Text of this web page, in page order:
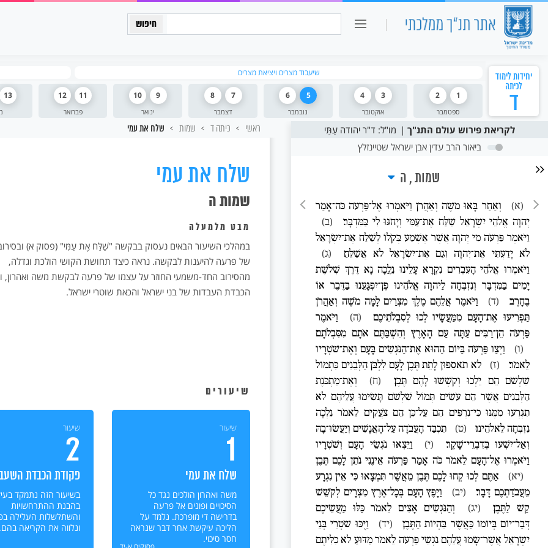
חיפוש:
כיתה ו כיתה יב
יחידות לימוד
לכיתה
ד
שיעבוד מצרים ויציאת מצרים
ספטמבר
1
2
אוקטובר
3
4
נובמבר
5
6
דצמבר
7
8
ינואר
9
10
פברואר
11
12
13
לקריאת פירוש עולם התנ"ך
מו"ל: ד"ר יהודה עַתַּי
ביאור הרב עדין אבן ישראל שטיינזלץ
שמות ה
(א)
וְאַחַר בָּאוּ מֹשֶׁה וְאַהֲרֹן וַיֹּאמְרוּ אֶל־פַּרְעֹה כֹּה־אָמַר
יְהוָה אֱלֹהֵי יִשְׂרָאֵל שַׁלַּח אֶת־עַמִּי וְיָחֹגּוּ לִי בַּמִּדְבָּר׃
(ב)
וַיֹּאמֶר פַּרְעֹה מִי יְהוָה אֲשֶׁר אֶשְׁמַע בְּקֹלוֹ לְשַׁלַּח אֶת־יִשְׂרָאֵל
לֹא יָדַעְתִּי אֶת־יְהוָה וְגַם אֶת־יִשְׂרָאֵל לֹא אֲשַׁלֵּחַ׃
(ג)
וַיֹּאמְרוּ אֱלֹהֵי הָעִבְרִים נִקְרָא עָלֵינוּ נֵלֲכָה נָּא דֶּרֶךְ שְׁלֹשֶׁת
יָמִים בַּמִּדְבָּר וְנִזְבְּחָה לַיהוָה אֱלֹהֵינוּ פֶּן־יִפְגָּעֵנוּ בַּדֶּבֶר אוֹ
בֶחָרֶב׃
(ד)
וַיֹּאמֶר אֲלֵהֶם מֶלֶךְ מִצְרַיִם לָמָּה מֹשֶׁה וְאַהֲרֹן
תַּפְרִיעוּ אֶת־הָעָם מִמַּעֲשָׂיו לְכוּ לְסִבְלֹתֵיכֶם׃
(ה)
וַיֹּאמֶר
פַּרְעֹה הֵן־רַבִּים עַתָּה עַם הָאָרֶץ וְהִשְׁבַּתֶּם אֹתָם מִסִּבְלֹתָם׃
(ו)
וַיְצַו פַּרְעֹה בַּיּוֹם הַהוּא אֶת־הַנֹּגְשִׂים בָּעָם וְאֶת־שֹׁטְרָיו
לֵאמֹר׃
(ז)
לֹא תֹאסִפוּן לָתֵת תֶּבֶן לָעָם לִלְבֹּן הַלְּבֵנִים כִּתְמוֹל
שִׁלְשֹׁם הֵם יֵלְכוּ וְקֹשְׁשׁוּ לָהֶם תֶּבֶן׃
(ח)
וְאֶת־מַתְכֹּנֶת
הַלְּבֵנִים אֲשֶׁר הֵם עֹשִׂים תְּמוֹל שִׁלְשֹׁם תָּשִׂימוּ עֲלֵיהֶם לֹא
תִגְרְעוּ מִמֶּנּוּ כִּי־נִרְפִּים הֵם עַל־כֵּן הֵם צֹעֲקִים לֵאמֹר נֵלְכָה
נִזְבְּחָה לֵאלֹהֵינוּ׃
(ט)
תִּכְבַּד הָעֲבֹדָה עַל־הָאֲנָשִׁים וְיַעֲשׂוּ־בָהּ
וְאַל־יִשְׁעוּ בְּדִבְרֵי־שָׁקֶר׃
(י)
וַיֵּצְאוּ נֹגְשֵׂי הָעָם וְשֹׁטְרָיו
וַיֹּאמְרוּ אֶל־הָעָם לֵאמֹר כֹּה אָמַר פַּרְעֹה אֵינֶנִּי נֹתֵן לָכֶם תֶּבֶן׃
(יא)
אַתֶּם לְכוּ קְחוּ לָכֶם תֶּבֶן מֵאֲשֶׁר תִּמְצָאוּ כִּי אֵין נִגְרָע
מֵעֲבֹדַתְכֶם דָּבָר׃
(יב)
וַיָּפֶץ הָעָם בְּכָל־אֶרֶץ מִצְרָיִם לְקֹשֵׁשׁ
קַשׁ לַתֶּבֶן׃
(יג)
וְהַנֹּגְשִׂים אָצִים לֵאמֹר כַּלּוּ מַעֲשֵׂיכֶם
דְּבַר־יוֹם בְּיוֹמוֹ כַּאֲשֶׁר בִּהְיוֹת הַתֶּבֶן׃
(יד)
וַיֻּכּוּ שֹׁטְרֵי בְּנֵי
יִשְׂרָאֵל אֲשֶׁר־שָׂמוּ עֲלֵהֶם נֹגְשֵׂי פַרְעֹה לֵאמֹר מַדּוּעַ לֹא כִלִּיתֶם
ראשי כיתה ד שמות שלח את עמי
שלח את עמי
שמות ה
מבט מלמעלה
במהלכי השיעור הבאים נעסוק בבקשה "שַׁלַּח אֶת עַמִּי" (פסוק א)
של פרעה להיענות לבקשה. נראה כיצד תחושת הקושי הולכת וגדלה,
מהסירוב החד-משמעי החוזר על עצמו של פרעה לבקשת משה ואהרון,
הכבדת העבדות של בני ישראל והכאת שוטרי ישראל.
שיעורים
שיעור
1
שלח את עמי
משה ואהרון הולכים נגד כל
הסיכויים ופונים אל פרעה
בדרישה די מופרכת. נלמד על
הליכה עיקשת אחר דבר שנראה
חסר סיכוי.
שיעור
2
פקודת הכבדת
בשיעור הזה נתמקד
בהבנת ההתרחשויות
והשתלשלות העלילה
ונלווה את הקריאה בהם.